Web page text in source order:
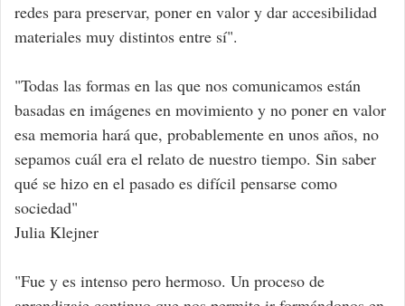
redes para preservar, poner en valor y dar accesibilidad
materiales muy distintos entre sí".
"Todas las formas en las que nos comunicamos están
basadas en imágenes en movimiento y no poner en valor
esa memoria hará que, probablemente en unos años, no
sepamos cuál era el relato de nuestro tiempo. Sin saber
qué se hizo en el pasado es difícil pensarse como
sociedad"
Julia Klejner
"Fue y es intenso pero hermoso. Un proceso de